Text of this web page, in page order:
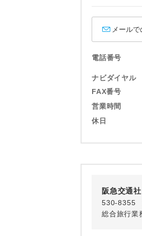
メール
電話番号
ナビダイヤル
FAX番号
営業時間
休日
阪急交通
530-8355
総合旅行業